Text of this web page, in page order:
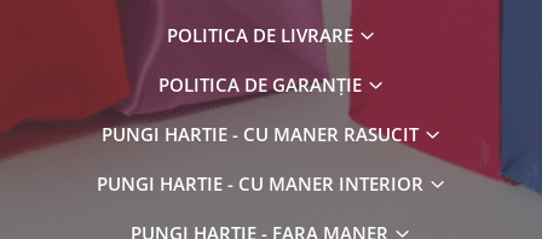
POLITICA DE LIVRARE
POLITICA DE GARANȚIE
PUNGI HARTIE - CU MANER RASUCIT
PUNGI HARTIE - CU MANER INTERIOR
PUNGI HARTIE - FARA MANER